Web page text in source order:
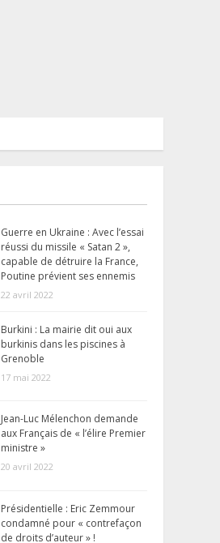
Guerre en Ukraine : Avec l’essai
réussi du missile « Satan 2 »,
capable de détruire la France,
Poutine prévient ses ennemis
22 avril 2022
Burkini : La mairie dit oui aux
burkinis dans les piscines à
Grenoble
17 mai 2022
Jean-Luc Mélenchon demande
aux Français de « l’élire Premier
ministre »
20 avril 2022
Présidentielle : Eric Zemmour
condamné pour « contrefaçon
de droits d’auteur » !